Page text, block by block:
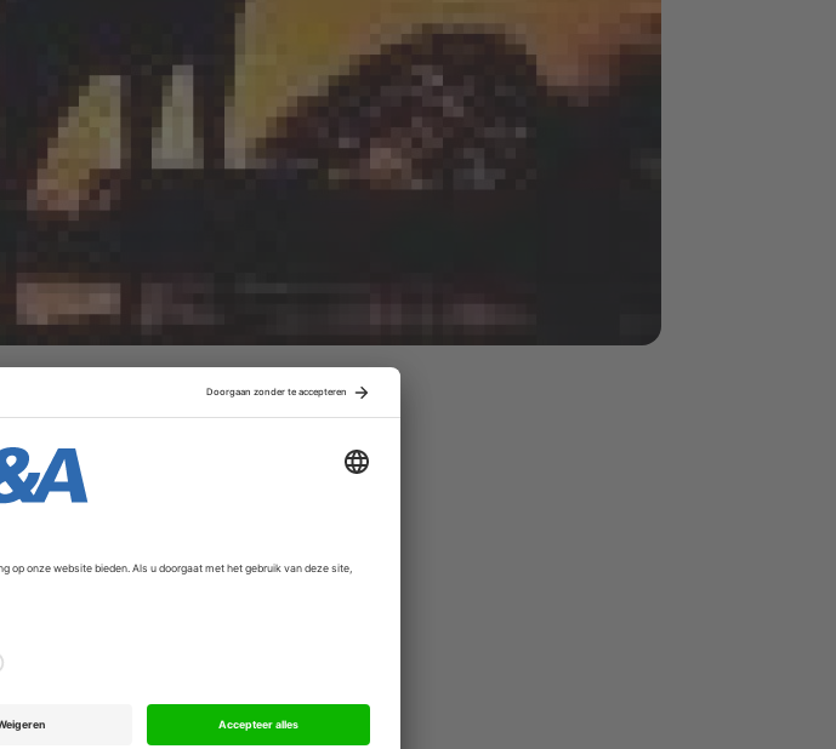
‘collaborative alliance’. Het Zuid-
buiten het continent geldt het
geïntegreerde dienstverlening over de
uit mensen van beide
kennis en ervaring.
met het Australische kantoor Allens
een gezamenlijke dienstverlening. De